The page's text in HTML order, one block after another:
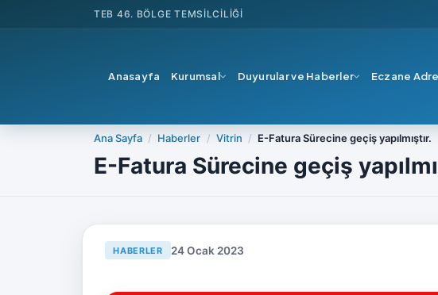
TEB 46. BÖLGE TEMSILCILIĞI
Anasayfa Kurumsal Duyurular ve Haberler Eczane
Ana Sayfa Haberler Vitrin E-Fatura Sürecine geçiş yapılmıştır.
E-Fatura Sürecine geçiş
HABERLER 24 Ocak 2023